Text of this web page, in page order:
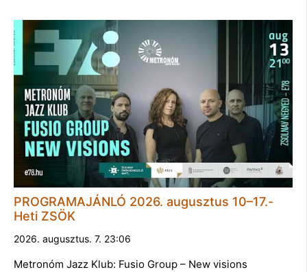
PROGRAMAJÁNLÓ 2026. augusztus 10–17.-
Heti ZSÖK
2026. augusztus. 7. 23:06
Metronóm Jazz Klub: Fusio Group – New visions